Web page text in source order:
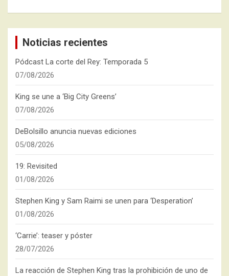
Noticias recientes
Pódcast La corte del Rey: Temporada 5
07/08/2026
King se une a ‘Big City Greens’
07/08/2026
DeBolsillo anuncia nuevas ediciones
05/08/2026
19: Revisited
01/08/2026
Stephen King y Sam Raimi se unen para ‘Desperation’
01/08/2026
‘Carrie’: teaser y póster
28/07/2026
La reacción de Stephen King tras la prohibición de uno de